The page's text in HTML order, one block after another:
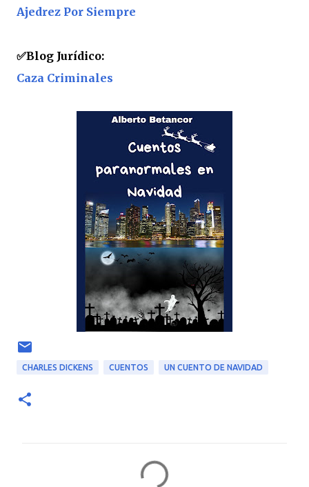
Ajedrez Por Siempre
✅Blog Jurídico:
Caza Criminales
CHARLES DICKENS CUENTOS UN CUENTO DE NAVIDAD